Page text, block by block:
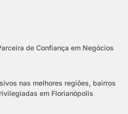
de Confiança em Negócios
nas melhores regiões, bairros
em Florianópolis